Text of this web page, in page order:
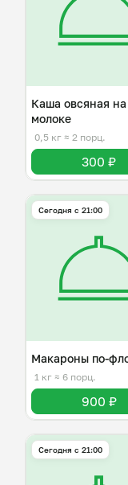
Каша овсяная на
молоке
0,5 кг ≈ 2 порц.
300 ₽
Сегодня с 21:00
Макароны по-
1 кг ≈ 6 порц.
900 ₽
Сегодня с 21:00